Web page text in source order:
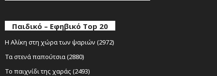
Παιδικό – Εφηβικό Top 20
Η Αλίκη στη χώρα των ψαριών (2972)
Τα στενά παπούτσια (2880)
Το παιχνίδι της χαράς (2493)